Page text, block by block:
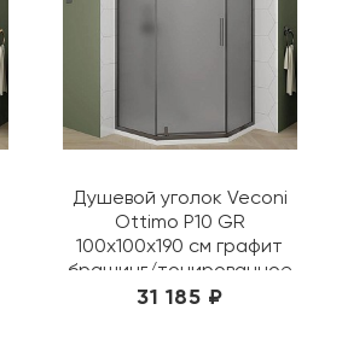
Душевой уголок Veconi
Ottimo P10 GR
100х100х190 см графит
брашинг/тонированное
матовое OP10GR-
31 185 ₽